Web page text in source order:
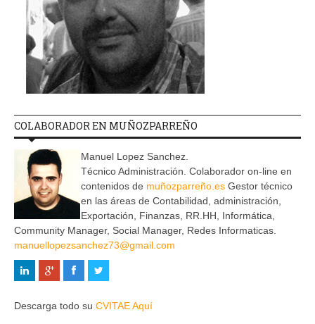
COLABORADOR EN MUÑOZPARREÑO
Manuel Lopez Sanchez.
Técnico Administración. Colaborador on-line en
contenidos de muñozparreño.es Gestor técnico
en las áreas de Contabilidad, administración,
Exportación, Finanzas, RR.HH, Informática,
Community Manager, Social Manager, Redes Informaticas.
manuellopezsanchez73@gmail.com
Descarga todo su CVITAE Aquí